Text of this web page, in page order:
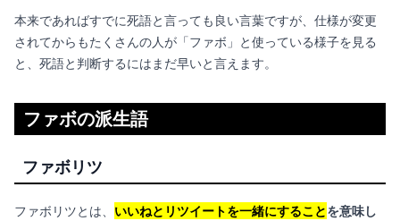
本来であればすでに死語と言っても良い言葉ですが、仕様が変更
されてからもたくさんの人が「ファボ」と使っている様子を見る
と、死語と判断するにはまだ早いと言えます。
ファボの派生語
ファボリツ
ファボリツとは、 いいねとリツイートを一緒にすることを意味し